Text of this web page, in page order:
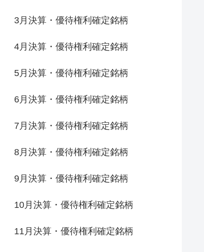
3月決算・優待権利確定銘柄
4月決算・優待権利確定銘柄
5月決算・優待権利確定銘柄
6月決算・優待権利確定銘柄
7月決算・優待権利確定銘柄
8月決算・優待権利確定銘柄
9月決算・優待権利確定銘柄
10月決算・優待権利確定銘柄
11月決算・優待権利確定銘柄